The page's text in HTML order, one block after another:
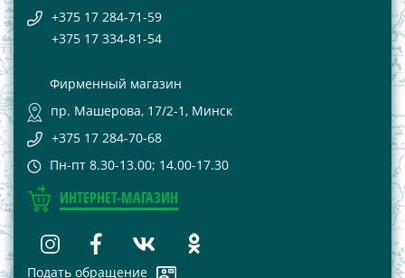
+375 17 284-71-59
+375 17 334-81-54
Фирменный магазин
пр. Машерова, 17/2-1, Минск
+375 17 284-70-68
Пн-пт 8.30-13.00; 14.00-17.30
ИНТЕРНЕТ-МАГАЗИН
Подать обращение